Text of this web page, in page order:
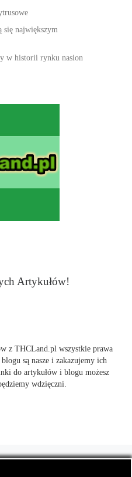
się największym
w historii rynku nasion
Artykułów!
z THCLand.pl wszystkie prawa
są nasze i zakazujemy ich
do artykułów i blogu możesz
wdzięczni.